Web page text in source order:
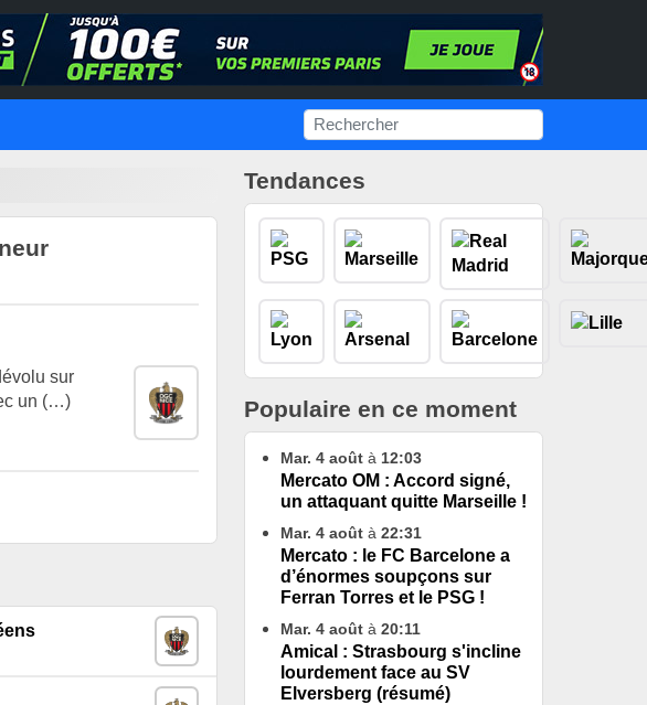
sur
un (…)
Tendances
Populaire en ce moment
Mar. 4 août à 12:03
Mercato OM : Accord signé,
un attaquant quitte Marseille !
Mar. 4 août à 22:31
Mercato : le FC Barcelone a
d’énormes soupçons sur
Ferran Torres et le PSG !
Mar. 4 août à 20:11
Amical : Strasbourg s'incline
lourdement face au SV
Elversberg (résumé)